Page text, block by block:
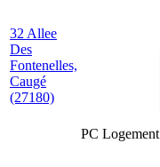
32 Allee
Des
Fontenelles,
Caugé
(27180)
PC Logement